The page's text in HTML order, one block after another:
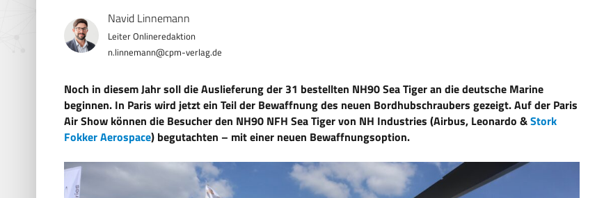
Navid Linnemann
Leiter Onlineredaktion
n.linnemann@cpm-verlag.de
Noch in diesem Jahr soll die Auslieferung der 31 bestellten NH90 Sea Tiger an die deutsche Marine
beginnen. In Paris wird jetzt ein Teil der Bewaffnung des neuen Bordhubschraubers gezeigt. Auf der Paris
Air Show können die Besucher den NH90 NFH Sea Tiger von NH Industries (Airbus, Leonardo &Stork
Fokker Aerospace) begutachten – mit einer neuen Bewaffnungsoption.